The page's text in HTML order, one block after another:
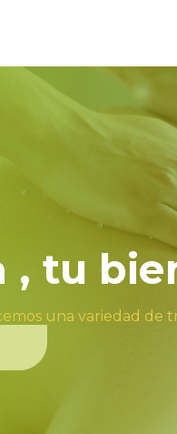
, tu
una variedad